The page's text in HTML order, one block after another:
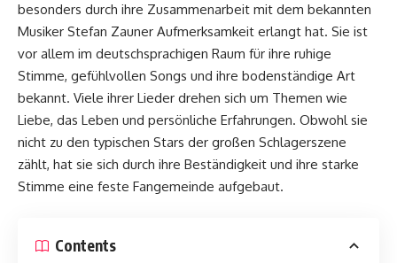
besonders durch ihre Zusammenarbeit mit dem bekannten
Musiker Stefan Zauner Aufmerksamkeit erlangt hat. Sie ist
vor allem im deutschsprachigen Raum für ihre ruhige
Stimme, gefühlvollen Songs und ihre bodenständige Art
bekannt. Viele ihrer Lieder drehen sich um Themen wie
Liebe, das Leben und persönliche Erfahrungen. Obwohl sie
nicht zu den typischen Stars der großen Schlagerszene
zählt, hat sie sich durch ihre Beständigkeit und ihre starke
Stimme eine feste Fangemeinde aufgebaut.
Contents